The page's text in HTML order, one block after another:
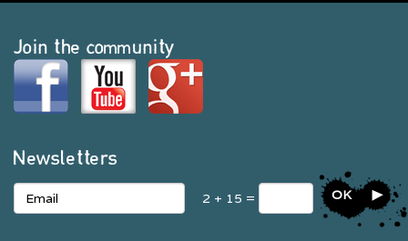
Join the community
Newsletters
2 + 15 = OK